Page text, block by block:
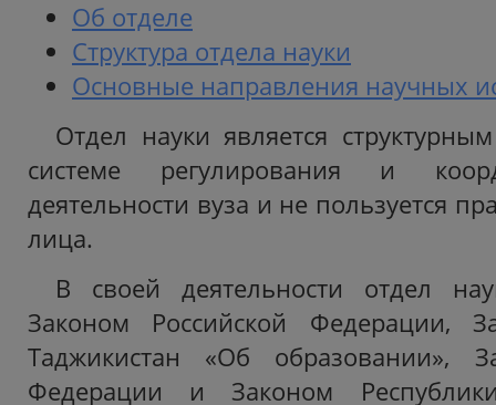
Об отделе
Структура отдела науки
Основные направления научных
Отдел науки является
системе регулирования и
деятельности вуза и не пользуется
лица.
В своей деятельности отдел
Законом Российской Федерации,
Таджикистан «Об образовании»,
Федерации и Законом